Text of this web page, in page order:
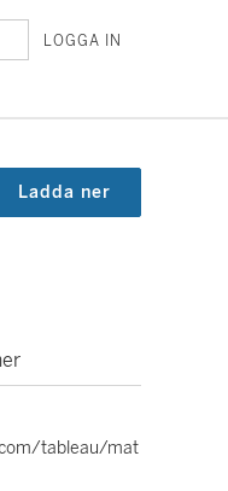
LOGGA IN
Ladda ner
tableau/mat